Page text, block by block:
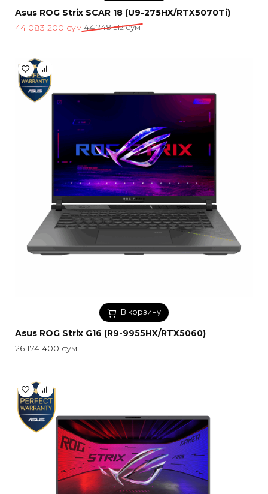
Asus ROG Strix SCAR 18 (U9-275HX/RTX5070Ti)
44 248 512сум
Первоначальная
44
248
512 сум.
44 083 200 сум
Текущая
083
200 сум.
В корзину
Asus ROG Strix G16 (R9-9955HX/RTX5060)
26 174 400 сум